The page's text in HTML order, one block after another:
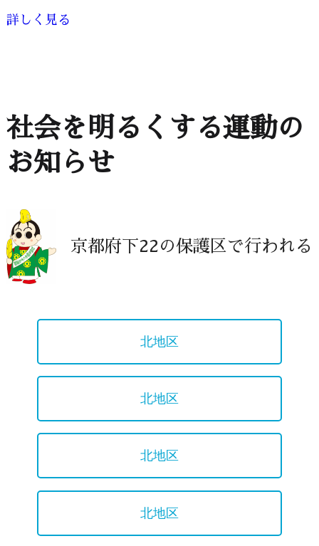
詳しく見る
社会を明るくする運動の
お知らせ
京都府下22の保護区で行われる
北地区
北地区
北地区
北地区